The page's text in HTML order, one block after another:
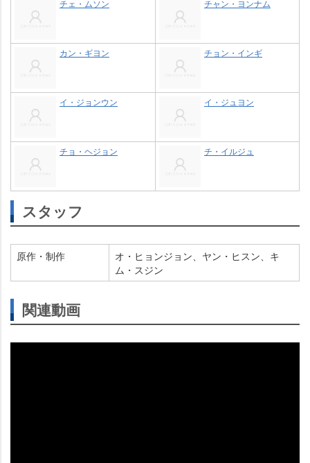
チェ・ムソン チャン・ヨンナム
カン・ギヨン チョン・インギ
イ・ジョンウン イ・ジュヨン
チョ・ヘジョン チ・イルジュ
スタッフ
原作・制作
オ・ヒョンジョン、ヤン・ヒスン、キ
ム・スジン
関連動画